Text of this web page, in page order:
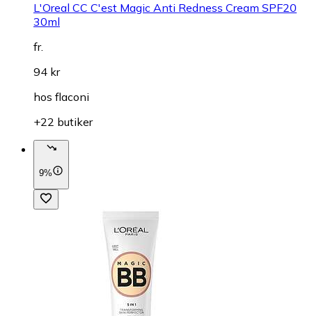
L'Oreal CC C'est Magic Anti Redness Cream SPF20
30ml
fr.
94 kr
hos flaconi
+22 butiker
9%